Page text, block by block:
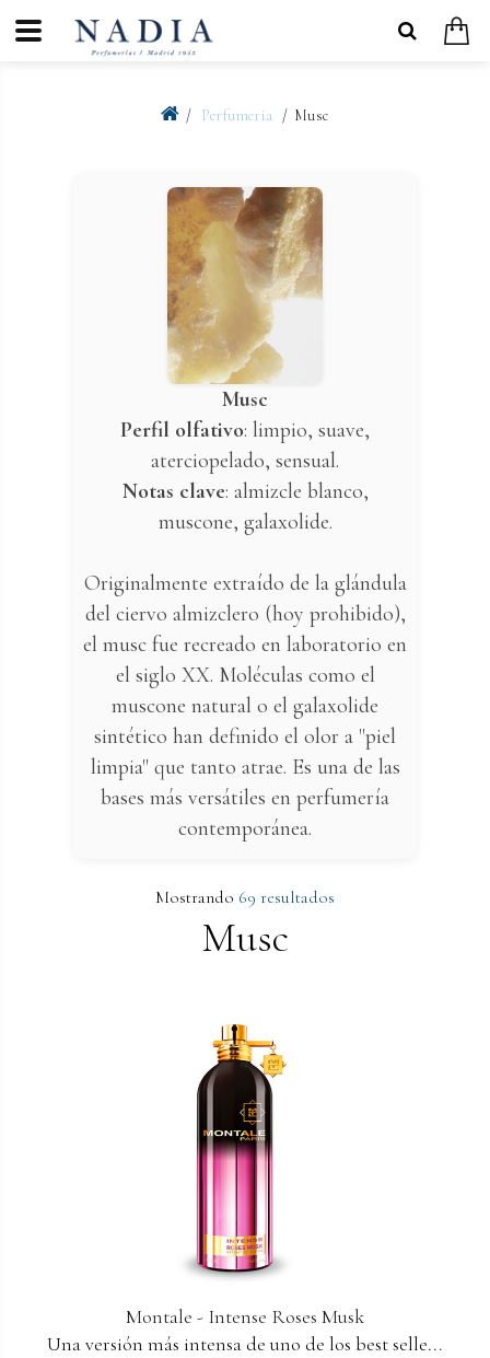
Perfumeria Musc
Musc
Perfil olfativo: limpio, suave,
aterciopelado, sensual.
Notas clave: almizcle blanco,
muscone, galaxolide.
Originalmente extraído de la glándula
del ciervo almizclero (hoy prohibido),
el musc fue recreado en laboratorio en
el siglo XX. Moléculas como el
muscone natural o el galaxolide
sintético han definido el olor a "piel
limpia" que tanto atrae. Es una de las
bases más versátiles en perfumería
contemporánea.
Mostrando 69 resultados
Musc
Montale - Intense Roses Musk
Una versión más intensa de uno de los best selle...